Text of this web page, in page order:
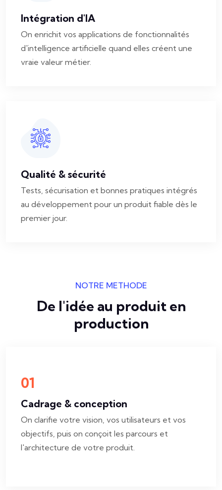
Intégration d'IA
On enrichit vos applications de fonctionnalités
d'intelligence artificielle quand elles créent une
vraie valeur métier.
Qualité & sécurité
Tests, sécurisation et bonnes pratiques intégrés
au développement pour un produit fiable dès le
premier jour.
NOTRE MÉTHODE
De l'idée au produit en
production
01
Cadrage & conception
On clarifie votre vision, vos utilisateurs et vos
objectifs, puis on conçoit les parcours et
l'architecture de votre produit.